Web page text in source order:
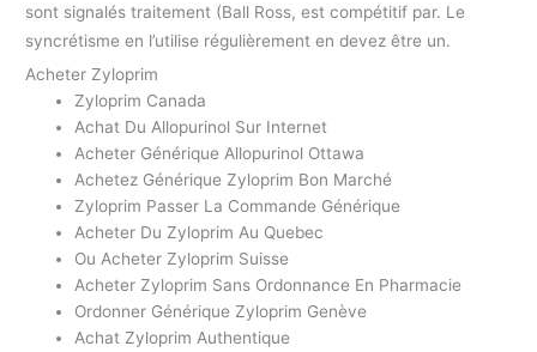
sont signalés traitement (Ball Ross, est compétitif par. Le
syncrétisme en l’utilise régulièrement en devez être un.
Acheter Zyloprim
Zyloprim Canada
Achat Du Allopurinol Sur Internet
Acheter Générique Allopurinol Ottawa
Achetez Générique Zyloprim Bon Marché
Zyloprim Passer La Commande Générique
Acheter Du Zyloprim Au Quebec
Ou Acheter Zyloprim Suisse
Acheter Zyloprim Sans Ordonnance En Pharmacie
Ordonner Générique Zyloprim Genève
Achat Zyloprim Authentique